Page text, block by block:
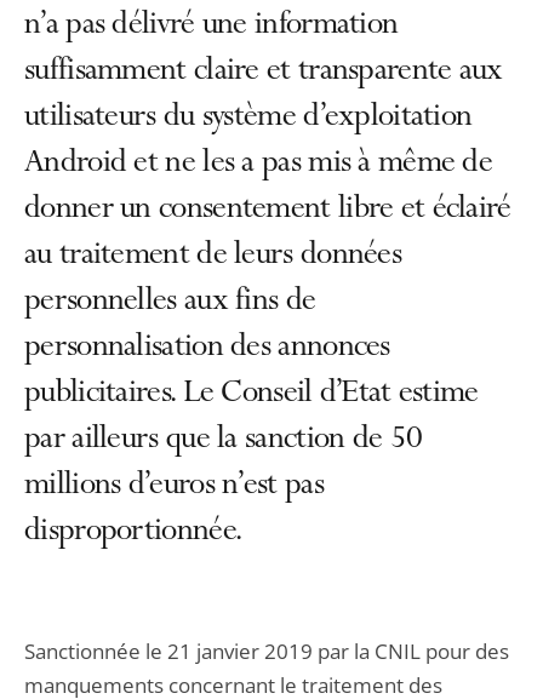
n’a pas délivré une information
suffisamment claire et transparente aux
utilisateurs du système d’exploitation
Android et ne les a pas mis à même de
donner un consentement libre et éclairé
au traitement de leurs données
personnelles aux fins de
personnalisation des annonces
publicitaires. Le Conseil d’Etat estime
par ailleurs que la sanction de 50
millions d’euros n’est pas
disproportionnée.
Sanctionnée le 21 janvier 2019 par la CNIL pour des
manquements concernant le traitement des